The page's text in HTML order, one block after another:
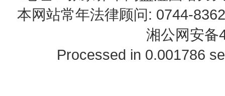
本网站常年法律顾问: 0744-
湘公网安备
Processed in 0.001786